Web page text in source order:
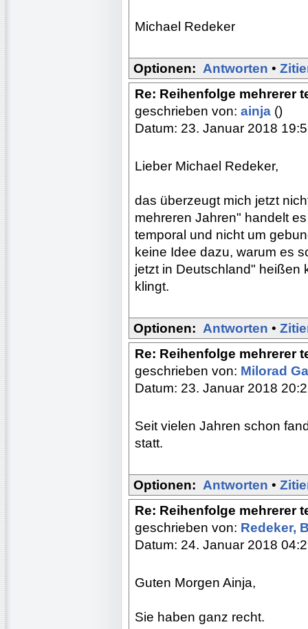
Michael Redeker
Optionen: Antworten •
Re: Reihenfolge mehrerer
geschrieben von: ainja ()
Datum: 23. Januar 2018
Lieber Michael Redeker,
das überzeugt mich jetzt
mehreren Jahren" handelt
temporal und nicht um
keine Idee dazu, warum es
jetzt in Deutschland" heißen
klingt.
Optionen: Antworten •
Re: Reihenfolge mehrerer
geschrieben von: Milorad
Datum: 23. Januar 2018
Seit vielen Jahren schon
statt.
Optionen: Antworten •
Re: Reihenfolge mehrerer
geschrieben von: Redeker,
Datum: 24. Januar 2018
Guten Morgen Ainja,
Sie haben ganz recht.